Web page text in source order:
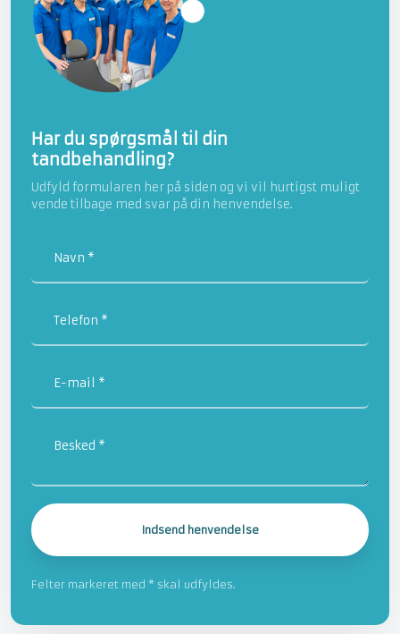
​Har du spørgsmål til din
tandbehandling?
Udfyld formularen her på siden og vi vil hurtigst muligt
vende tilbage med svar på din henvendelse.
Felter markeret med * skal udfyldes.​​